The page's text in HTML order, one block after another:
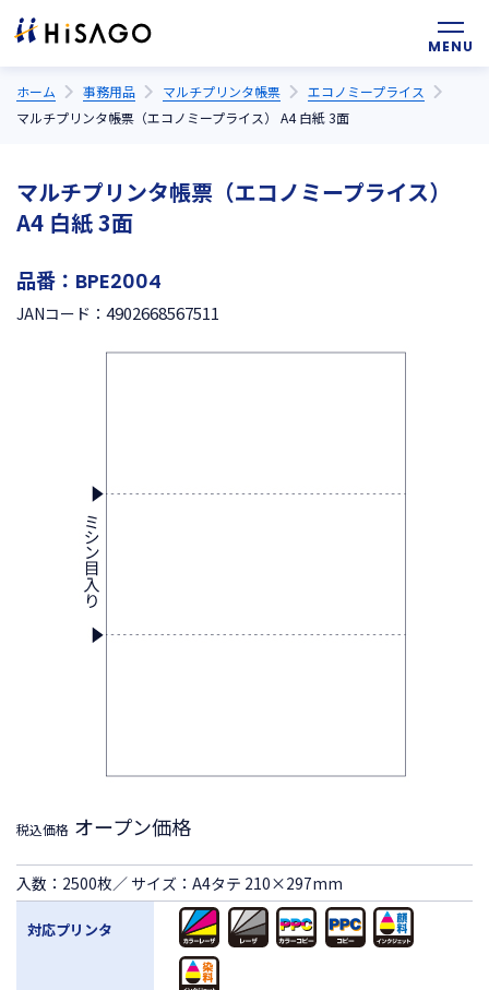
ホーム 事務用品 マルチプリンタ帳票
エコノミープライス
マルチプリンタ帳票（エコノミープライス） A4 白紙 3面
マルチプリンタ帳票（エコノミープライス）
A4 白紙 3面
品番： BPE2004
JANコード： 4902668567511
税込価格 オープン価格
入数：2500枚／ サイズ：A4タテ 210×297mm
対応プリンタ